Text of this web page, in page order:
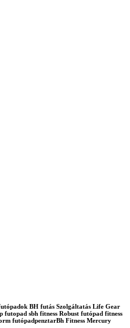
BH futás Szolgáltatás Life Gear
sbh fitness Robust futópad fitness
futópadpenztarBh Fitness Mercury